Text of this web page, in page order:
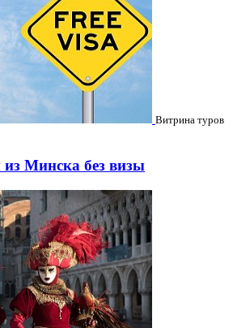
Витрина туров
Минска без визы